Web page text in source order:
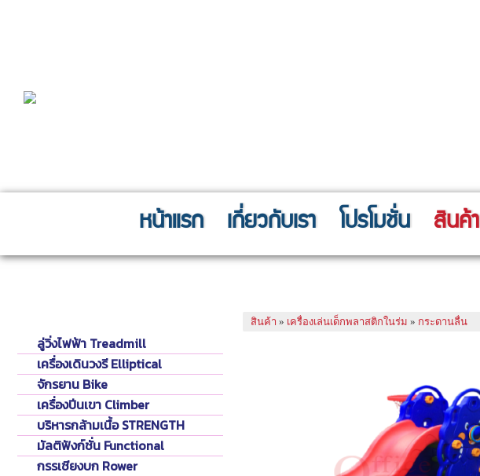
หน้าแรก เกี่ยวกับเรา โปรโมชั่น สินค้า
ลู่วิ่งไฟฟ้า Treadmill
เครื่องเดินวงรี Elliptical
จักรยาน Bike
เครื่องปีนเขา Climber
บริหารกล้ามเนื้อ STRENGTH
มัลติฟังก์ชั่น Functional
กรรเชียงบก Rower
สินค้า » เครื่องเล่นเด็กพลาสติกในร่ม » กระดานลื่น